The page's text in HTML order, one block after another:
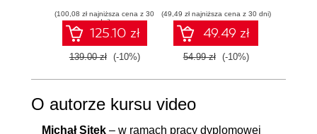
skills and
confidently prepare
for the Microsoft
AB-900 certification
(100,08 zł najniższa cena z 30
dni)
125.10 zł
139.00 zł (-10%)
(49,49 zł najniższa cena z 30 dni)
49.49 zł
54.99 zł (-10%)
O autorze kursu video
Michał Sitek – w ramach pracy dyplomowej